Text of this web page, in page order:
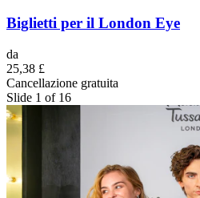
Biglietti per il London Eye
da
25,38 £
Cancellazione gratuita
Slide 1 of 16